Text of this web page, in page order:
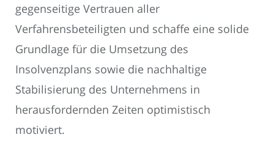
gegenseitige Vertrauen aller
Verfahrensbeteiligten und schaffe eine solide
Grundlage für die Umsetzung des
Insolvenzplans sowie die nachhaltige
Stabilisierung des Unternehmens in
herausfordernden Zeiten optimistisch
motiviert.